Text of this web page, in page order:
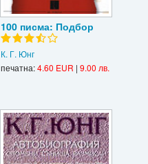
100 писма: Подбор
К. Г. Юнг
печатна:4.60 EUR | 9.00 лв.